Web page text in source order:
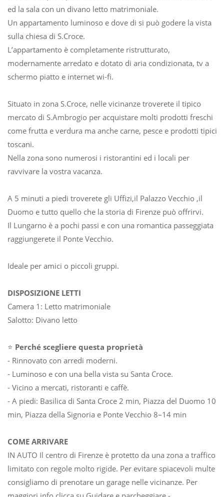
ed la sala con un divano letto matrimoniale.
Un appartamento luminoso e dove di si può godere la vista
sulla chiesa di S.Croce.
L’appartamento è completamente ristrutturato,
modernamente arredato e dotato di aria condizionata, tv a
schermo piatto e internet wi-fi.
Situato in zona S.Croce, nelle vicinanze troverete il tipico
mercato di S.Ambrogio per acquistare molti prodotti freschi
come frutta e verdura ma anche carne, pesce e prodotti tipici
toscani.
Nella zona sono numerosi i ristorantini ed i locali per
ravvivare la vostra vacanza.
A 5 minuti a piedi troverete gli Uffizi,il Palazzo Vecchio ,il
Duomo e tutto quello che la storia di Firenze può offrirvi.
Il Lungarno è a pochi passi e con una romantica passeggiata
raggiungerete il Ponte Vecchio.
Ideale per amici o piccoli gruppi.
DISPOSIZIONE LETTI
Camera 1: Letto matrimoniale
Salotto: Divano letto
⭐ Perché scegliere questa proprietà
- Rinnovato con arredi moderni.
- Luminoso e con una bella vista su Santa Croce.
- Vicino a mercati, ristoranti e caffè.
- A piedi: Basilica di Santa Croce 2 min, Piazza del Duomo 10
min, Piazza della Signoria e Ponte Vecchio 8–14 min
COME ARRIVARE
IN AUTO Il centro di Firenze è protetto da una zona a traffico
limitato con regole molto rigide. Per evitare spiacevoli multe
consigliamo di prenotare un garage nelle vicinanze. Per